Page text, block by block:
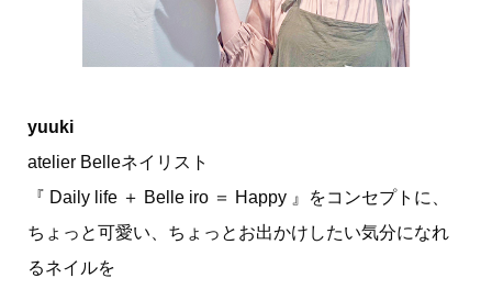
yuuki
atelier Belleネイリスト
『 Daily life ＋ Belle iro ＝ Happy 』をコンセプトに、
ちょっと可愛い、ちょっとお出かけしたい気分になれ
るネイルを